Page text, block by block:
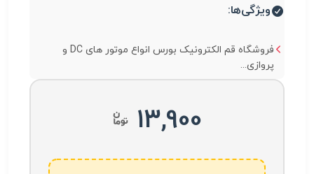
ویژگی‌ها:
فروشگاه قم الکترونیک بورس انواع موتور های DC و
پروازی...
13,900